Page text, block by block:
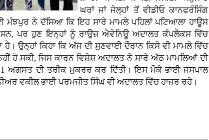
ਘਰਾਂ ਜਾਂ ਜੇਲ੍ਹਾਂ ਤੋਂ ਵੀਡੀਓ ਕਾਨਫਰੰਸਿੰਗ
ਮੰਝਪੁਰ ਨੇ ਦੱਸਿਆ ਕਿ ਇਹ ਸਾਰੇ ਮਾਮਲੇ ਪਹਿਲਾਂ ਪਟਿਆਲਾ ਹਾਊਸ
ਪਰ ਹੁਣ ਇਨ੍ਹਾਂ ਨੂੰ ਰਾਉਜ਼ ਐਵੇਨਿਊ ਅਦਾਲਤ ਕੰਪਲੈਕਸ ਵਿੱਚ
ਉਨ੍ਹਾਂ ਕਿਹਾ ਕਿ ਅੱਜ ਦੀ ਸੁਣਵਾਈ ਦੌਰਾਨ ਕਿਸੇ ਵੀ ਮਾਮਲੇ ਵਿੱਚ
ਹੋ ਸਕੀ, ਜਿਸ ਕਾਰਨ ਵਿਸ਼ੇਸ਼ ਅਦਾਲਤ ਨੇ ਸਾਰੇ ਅੱਠ ਮਾਮਲਿਆਂ ਦੀ
ਅਗਸਤ ਦੀ ਤਰੀਕ ਮੁਕਰਰ ਕਰ ਦਿੱਤੀ। ਇਸ ਮੌਕੇ ਭਾਈ ਜਸਪਾਲ
ਵਕੀਲ ਭਾਈ ਪਰਮਜੀਤ ਸਿੰਘ ਵੀ ਅਦਾਲਤ ਵਿੱਚ ਹਾਜ਼ਰ ਰਹੇ।